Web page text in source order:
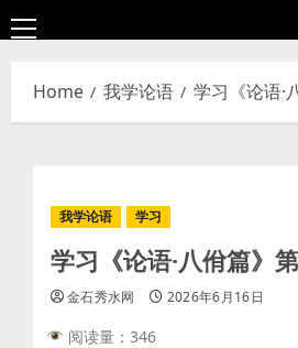
Primary
Menu
Home 我学论语 学习《论语·
我学论语 学习
学习《论语·八佾篇》
金石秀水网 2026年6月16日
阅读量：346